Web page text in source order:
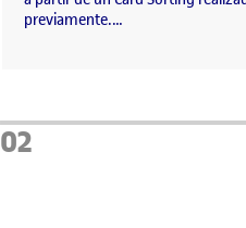
previamente.…
Pàgina
02